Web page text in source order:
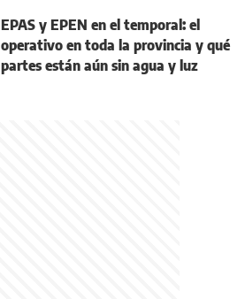
EPAS y EPEN en el temporal: el
operativo en toda la provincia y qué
partes están aún sin agua y luz